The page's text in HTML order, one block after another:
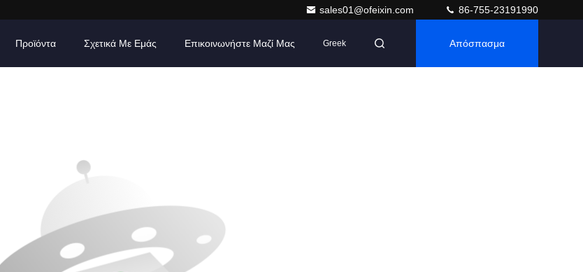
sales01@ofeixin.com 86-755-23191990
Προϊόντα Σχετικά Με Εμάς Επικοινωνήστε Μαζί Μας Greek Απόσπασμα